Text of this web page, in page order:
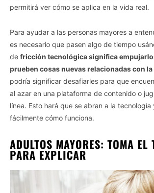
permitirá ver cómo se aplica en la vida real.
Para ayudar a las personas mayores a
es necesario que pasen algo de tiempo
de fricción tecnológica significa
prueben cosas nuevas relacionadas con la
podría significar desafiarles para que
al azar en una plataforma de contenido o
línea. Esto hará que se abran a la
fácilmente cómo funciona.
ADULTOS MAYORES: TOMA EL
PARA EXPLICAR